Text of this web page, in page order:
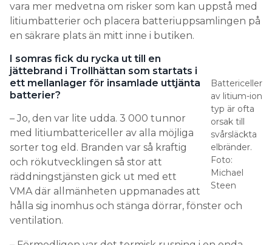
vara mer medvetna om risker som kan uppstå med
litiumbatterier och placera batteriuppsamlingen på
en säkrare plats än mitt inne i butiken.
Battericeller
av litium-ion
typ är ofta
orsak till
svårsläckta
elbränder.
Foto:
Michael
Steen
I somras fick du rycka ut till en
jättebrand i Trollhättan som startats i
ett mellanlager för insamlade uttjänta
batterier?
– Jo, den var lite udda. 3 000 tunnor
med litiumbattericeller av alla möjliga
sorter tog eld. Branden var så kraftig
och rökutvecklingen så stor att
räddningstjänsten gick ut med ett
VMA där allmänheten uppmanades att
hålla sig inomhus och stänga dörrar, fönster och
ventilation.